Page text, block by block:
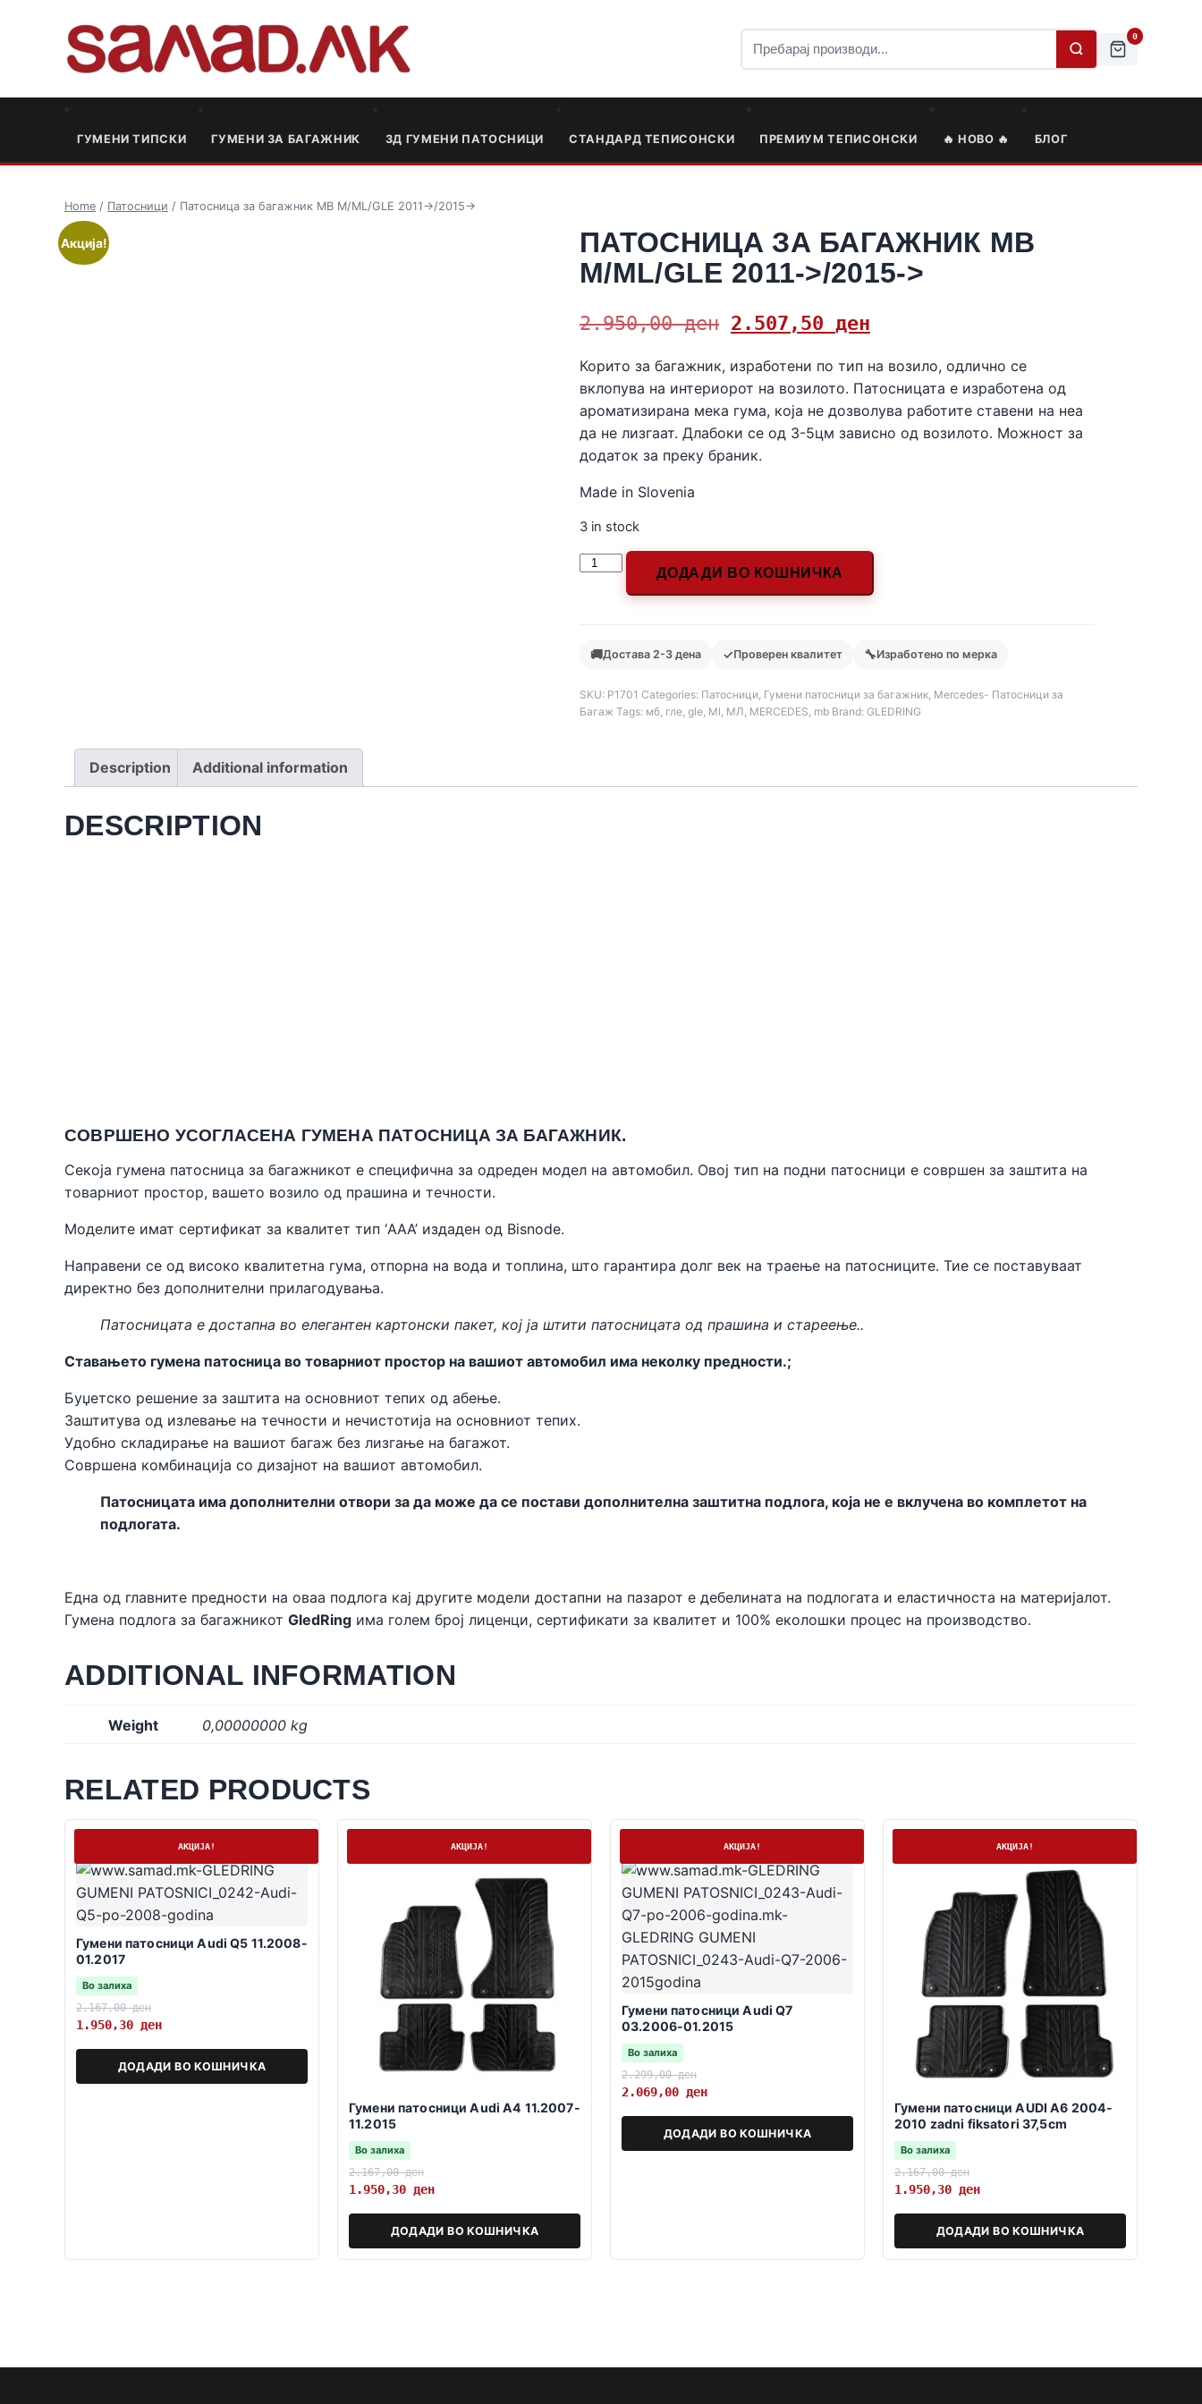
0
ГУМЕНИ ТИПСКИ ГУМЕНИ ЗА БАГАЖНИК 3Д ГУМЕНИ ПАТОСНИЦИ СТАНДАРД ТЕПИСОНСКИ ПРЕМИУМ ТЕПИСОНСКИ 🔥 НОВО 🔥 БЛОГ
Home / Патосници / Патосница за багажник MB M/ML/GLE 2011->/2015->
Акција!
ПАТОСНИЦА ЗА БАГАЖНИК MB
M/ML/GLE 2011->/2015->
2.950,00ден 2.507,50 ден
Корито за багажник, изработени по тип на возило, одлично се
вклопува на интериорот на возилото. Патосницата е изработена од
ароматизирана мека гума, која не дозволува работите ставени на неа
да не лизгаат. Длабоки се од 3-5цм зависно од возилото. Можност за
додаток за преку браник.
Made in Slovenia
3 in stock
ДОДАДИ ВО КОШНИЧКА
🚚Достава 2-3 дена ✓Проверен квалитет 🔧Изработено по мерка
SKU: Р1701 Categories: Патосници Гумени патосници за багажник Mercedes- Патосници за
Багаж Tags: мб гле gle Ml МЛ MERCEDES mb Brand: GLEDRING
Description Additional information
DESCRIPTION
СОВРШЕНО УСОГЛАСЕНА ГУМЕНА ПАТОСНИЦА ЗА БАГАЖНИК.
Секоја гумена патосница за багажникот е специфична за одреден модел на автомобил. Овој тип на подни патосници е совршен за заштита на
товарниот простор, вашето возило од прашина и течности.
Моделите имат сертификат за квалитет тип ‘AAA’ издаден од Bisnode.
Направени се од високо квалитетна гума, отпорна на вода и топлина, што гарантира долг век на траење на патосниците. Тие се поставуваат
директно без дополнителни прилагодувања.
Патосницата е достапна во елегантен картонски пакет, кој ја штити патосницата од прашина и стареење..
Ставањето гумена патосница во товарниот простор на вашиот автомобил има неколку предности.;
Буџетско решение за заштита на основниот тепих од абење.
Заштитува од излевање на течности и нечистотија на основниот тепих.
Удобно складирање на вашиот багаж без лизгање на багажот.
Совршена комбинација со дизајнот на вашиот автомобил.
Патосницата има дополнителни отвори за да може да се постави дополнителна заштитна подлога, која не е вклучена во комплетот на
подлогата.
Една од главните предности на оваа подлога кај другите модели достапни на пазарот е дебелината на подлогата и еластичноста на материјалот.
Гумена подлога за багажникот GledRing има голем број лиценци, сертификати за квалитет и 100% еколошки процес на производство.
ADDITIONAL INFORMATION
Weight 0,00000000 kg
RELATED PRODUCTS
АКЦИЈА!
Гумени патосници Audi Q5 11.2008-
01.2017
Во залиха
2.167,00ден
1.950,30 ден
ДОДАДИ ВО КОШНИЧКА
АКЦИЈА!
Гумени патосници Audi A4 11.2007-
11.2015
Во залиха
2.167,00ден
1.950,30 ден
ДОДАДИ ВО КОШНИЧКА
АКЦИЈА!
Гумени патосници Audi Q7
03.2006-01.2015
Во залиха
2.299,00ден
2.069,00 ден
ДОДАДИ ВО КОШНИЧКА
АКЦИЈА!
Гумени патосници AUDI A6 2004-
2010 zadni fiksatori 37,5cm
Во залиха
2.167,00ден
1.950,30 ден
ДОДАДИ ВО КОШНИЧКА